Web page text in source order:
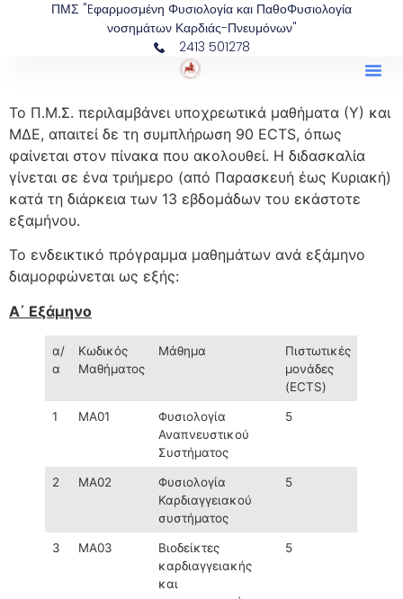
ΠΜΣ "Eφαρμοσμένη Φυσιολογία και ΠαθοΦυσιολογία
νοσημάτων Καρδιάς-Πνευμόνων"
2413 501278
Το Π.Μ.Σ. περιλαμβάνει υποχρεωτικά μαθήματα (Υ) και
ΜΔΕ, απαιτεί δε τη συμπλήρωση 90 ECTS, όπως
φαίνεται στον πίνακα που ακολουθεί. Η διδασκαλία
γίνεται σε ένα τριήμερο (από Παρασκευή έως Κυριακή)
κατά τη διάρκεια των 13 εβδομάδων του εκάστοτε
εξαμήνου.
Το ενδεικτικό πρόγραμμα μαθημάτων ανά εξάμηνο
διαμορφώνεται ως εξής:
Α΄ Εξάμηνο
α/
α
Κωδικός
Μαθήματος
Μάθημα
Πιστωτικές
μονάδες
(ECTS)
1 MA01
Φυσιολογία
Αναπνευστικού
Συστήματος
5
2 MA02
Φυσιολογία
Καρδιαγγειακού
συστήματος
5
3 ΜΑ03
Βιοδείκτες
καρδιαγγειακής
και
5